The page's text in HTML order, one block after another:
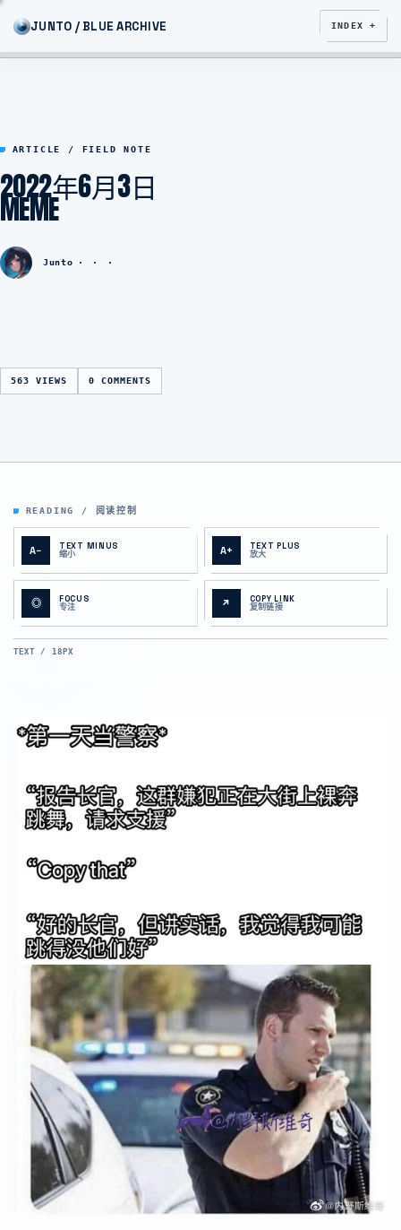
JUNTO / BLUE ARCHIVE INDEX +
ARTICLE / FIELD NOTE
2022年6月3日
MEME
Junto
563 VIEWS 0 COMMENTS
READING / 阅读控制
A− TEXT MINUS
缩小 A+ TEXT PLUS
放大
◎ FOCUS
专注 ↗ COPY LINK
复制链接
TEXT / 18PX